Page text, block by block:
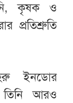
কৃষক ও
প্রতিশ্রুতি
ইনডোর
তিনি আরও